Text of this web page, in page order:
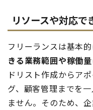
リソースや対応で
フリーランスは基本
きる業務範囲や稼働
ドリスト作成からア
グ、顧客管理までを
ません。そのため、